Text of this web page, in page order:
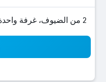
2 من الضيوف، غرفة واحدة